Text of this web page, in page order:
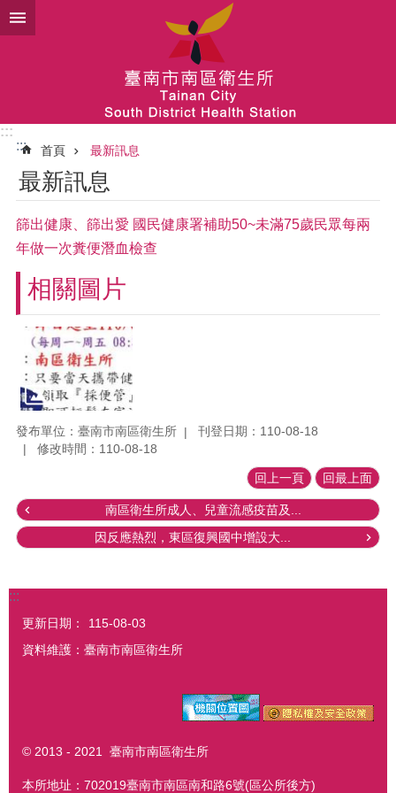
跳到主要內容區塊
:::
:::
首頁 最新訊息
最新訊息
篩出健康、篩出愛 國民健康署補助50~未滿75歲民眾每兩
年做一次糞便潛血檢查
相關圖片
發布單位：臺南市南區衛生所
刊登日期：110-08-18
修改時間：110-08-18
回上一頁 回最上面
南區衛生所成人、兒童流感疫苗及...
因反應熱烈，東區復興國中增設大...
:::
更新日期：
115-08-03
資料維護：臺南市南區衛生所
© 2013 - 2021 臺南市南區衛生所
本所地址：702019臺南市南區南和路6號(區公所後方)